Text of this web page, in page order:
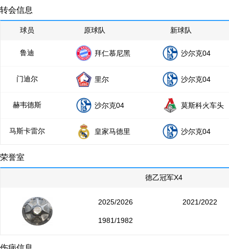
转会信息
球员 原球队 新球队
鲁迪 拜仁慕尼黑 沙尔克04
门迪尔 里尔 沙尔克04
赫韦德斯 沙尔克04 莫斯科火车头
马斯卡雷尔 皇家马德里 沙尔克04
荣誉室
德乙冠军X4
2025/2026 2021/2022
1981/1982